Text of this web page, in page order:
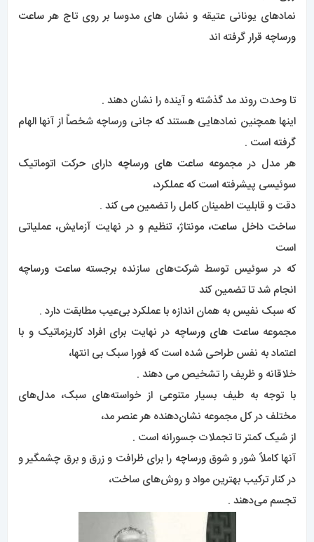
نمادهای یونانی عتیقه و نشان های مدوسا بر روی تاج هر ساعت
ورساچه قرار گرفته اند
تا وحدت روند مد گذشته و آینده را نشان دهند .
اینها همچنین نمادهایی هستند که جانی ورساچه شخصاً از آنها الهام
گرفته است .
هر مدل در مجموعه ساعت های ورساچه دارای حرکت اتوماتیک
سوئیسی پیشرفته است که عملکرد،
دقت و قابلیت اطمینان کامل را تضمین می کند .
ساخت داخل ساعت، مونتاژ، تنظیم و در نهایت آزمایش، عملیاتی
است
که در سوئیس توسط شرکت‌های سازنده برجستهساعت ورساچه
انجام شد تا تضمین کند
که سبک نفیس به همان اندازه با عملکرد بی‌عیب مطابقت دارد .
مجموعهساعت های ورساچه در نهایت برای افراد کاریزماتیک و با
اعتماد به نفس طراحی شده است که فورا سبک بی انتها،
خلاقانه و ظریف را تشخیص می دهند .
با توجه به طیف بسیار متنوعی از خواسته‌های سبک، مدل‌های
مختلف در کل مجموعه نشان‌دهنده هر عنصر مد،
از شیک کمتر تا تجملات جسورانه است .
آنها کاملاً شور و شوقورساچه را برای ظرافت و زرق و برق چشمگیر و
در کنار ترکیب بهترین مواد و روش‌های ساخت،
تجسم می‌دهند .